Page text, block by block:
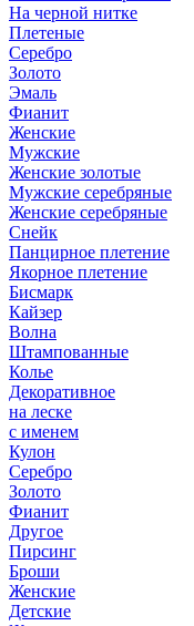
На черной нитке
Плетеные
Серебро
Золото
Эмаль
Фианит
Женские
Мужские
Женские золотые
Мужские серебряные
Женские серебряные
Снейк
Панцирное плетение
Якорное плетение
Бисмарк
Кайзер
Волна
Штампованные
Колье
Декоративное
на леске
с именем
Кулон
Серебро
Золото
Фианит
Другое
Пирсинг
Броши
Женские
Детские